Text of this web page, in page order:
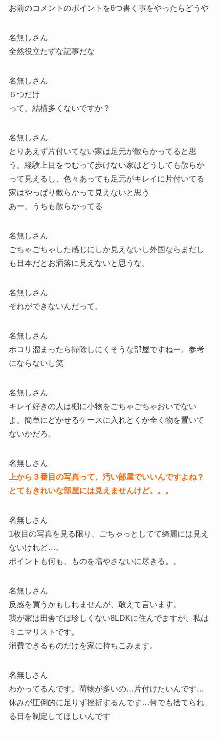
お前のコメントのポイントを6つ書く事をやったらどうや
名無しさん
全然役立たずな記事だな
名無しさん
６つだけ
って、結構多くないですか？
名無しさん
とりあえず片付いてない家は足元が散らかってると思
う。経験上目をつむって歩けない家はどうしても散らか
って見えるし、色々あっても足元がキレイに片付いてる
家はやっぱり散らかって見えないと思う
あー、うちも散らかってる
名無しさん
ごちゃごちゃした感じにしか見えないし外国ならまだし
も日本だとお洒落に見えないと思うな。
名無しさん
それができないんだって。
名無しさん
ホコリ溜まったら掃除しにくそうな部屋ですねー。参考
にならないし笑
名無しさん
キレイ好きの人は棚に小物をごちゃごちゃおいでない
よ。簡単にどかせるケースに入れとくか全く物を置いて
ないかだろ。
名無しさん
上から３番目の写真って、汚い部屋でいいんですよね？
とてもきれいな部屋には見えませんけど。。。
名無しさん
1枚目の写真を見る限り、ごちゃっとしてて綺麗には見え
ないけれど…。
ポイントも何も、ものを増やさないに尽きる。。
名無しさん
反感を買うかもしれませんが、敢えて言います。
我が家は田舎では珍しくない8LDKに住んでますが、私は
ミニマリストです。
消費できるものだけを家に持ちこみます。
名無しさん
わかってるんです。荷物が多いの…片付けたいんです…
休みが圧倒的に足りず挫折するんです…何でも捨てられ
る日を制定してほしいんです